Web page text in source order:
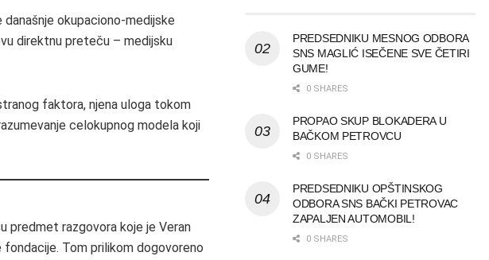
okupaciono-medijske
direktnu preteču – medijsku
faktora, njena uloga tokom
celokupnog modela koji
predmet razgovora koje je Veran
Tom prilikom dogovoreno
PREDSEDNIKU MESNOG ODBORA
SNS MAGLIĆ ISEČENE SVE ČETIRI
GUME!
0 SHARES
PROPAO SKUP BLOKADERA U
BAČKOM PETROVCU
0 SHARES
PREDSEDNIKU OPŠTINSKOG
ODBORA SNS BAČKI PETROVAC
ZAPALJEN AUTOMOBIL!
0 SHARES